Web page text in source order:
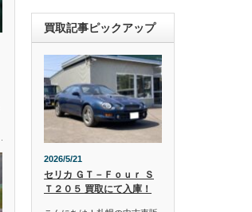
買取記事ピックアップ
2026/5/21
セリカ ＧＴ－Ｆｏｕｒ Ｓ
Ｔ２０５ 買取にて入庫！